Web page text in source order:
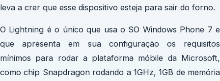
leva a crer que esse dispositivo esteja para sair do forno.
O Lightning é o único que usa o SO Windows Phone 7 e
que apresenta em sua configuração os requisitos
mínimos para rodar a plataforma móbile da Microsoft,
como chip Snapdragon rodando a 1GHz, 1GB de memória